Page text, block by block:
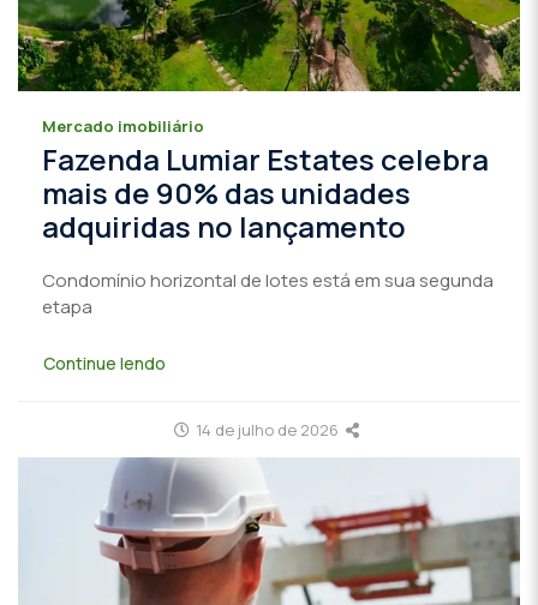
Mercado imobiliário
Fazenda Lumiar Estates celebra
mais de 90% das unidades
adquiridas no lançamento
Condomínio horizontal de lotes está em sua segunda
etapa
Continue lendo
14 de julho de 2026